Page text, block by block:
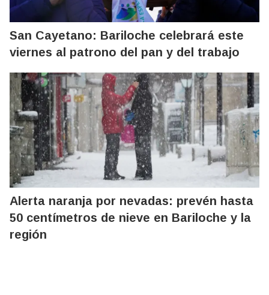
San Cayetano: Bariloche celebrará este
viernes al patrono del pan y del trabajo
Alerta naranja por nevadas: prevén hasta
50 centímetros de nieve en Bariloche y la
región